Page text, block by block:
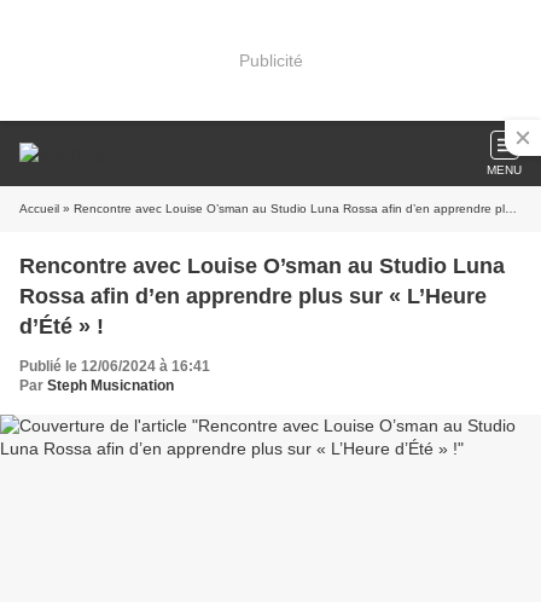
Publicité
MENU
Accueil » Rencontre avec Louise O’sman au Studio Luna Rossa afin d’en apprendre plus sur « L’Heure d’Été » !
Rencontre avec Louise O’sman au Studio Luna
Rossa afin d’en apprendre plus sur « L’Heure
d’Été » !
Publié le 12/06/2024 à 16:41
Par Steph Musicnation